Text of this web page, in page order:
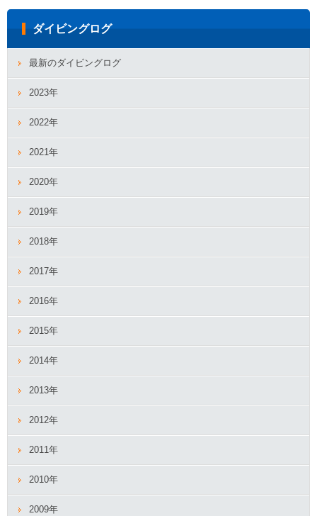
ダイビングログ
最新のダイビングログ
2023年
2022年
2021年
2020年
2019年
2018年
2017年
2016年
2015年
2014年
2013年
2012年
2011年
2010年
2009年